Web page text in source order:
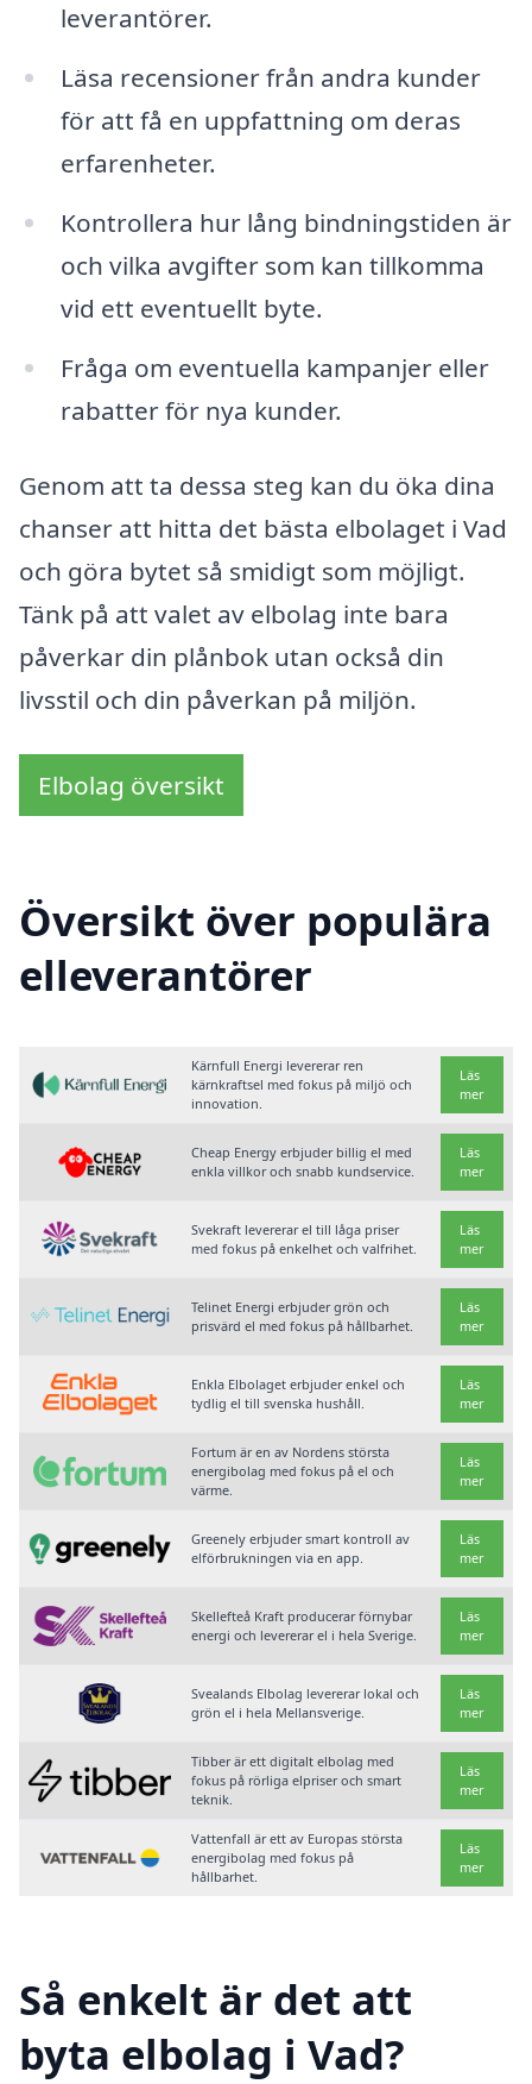
leverantörer.
Läsa recensioner från andra kunder
för att få en uppfattning om deras
erfarenheter.
Kontrollera hur lång bindningstiden är
och vilka avgifter som kan tillkomma
vid ett eventuellt byte.
Fråga om eventuella kampanjer eller
rabatter för nya kunder.
Genom att ta dessa steg kan du öka dina
chanser att hitta det bästa elbolaget i Vad
och göra bytet så smidigt som möjligt.
Tänk på att valet av elbolag inte bara
påverkar din plånbok utan också din
livsstil och din påverkan på miljön.
Elbolag översikt
Översikt över populära
elleverantörer
Kärnfull Energi levererar ren
kärnkraftsel med fokus på miljö och
innovation.
Läs
mer
Cheap Energy erbjuder billig el med
enkla villkor och snabb kundservice.
Läs
mer
Svekraft levererar el till låga priser
med fokus på enkelhet och valfrihet.
Läs
mer
Telinet Energi erbjuder grön och
prisvärd el med fokus på hållbarhet.
Läs
mer
Enkla Elbolaget erbjuder enkel och
tydlig el till svenska hushåll.
Läs
mer
Fortum är en av Nordens största
energibolag med fokus på el och
värme.
Läs
mer
Greenely erbjuder smart kontroll av
elförbrukningen via en app.
Läs
mer
Skellefteå Kraft producerar förnybar
energi och levererar el i hela Sverige.
Läs
mer
Svealands Elbolag levererar lokal och
grön el i hela Mellansverige.
Läs
mer
Tibber är ett digitalt elbolag med
fokus på rörliga elpriser och smart
teknik.
Läs
mer
Vattenfall är ett av Europas största
energibolag med fokus på
hållbarhet.
Läs
mer
Så enkelt är det att
byta elbolag i Vad?